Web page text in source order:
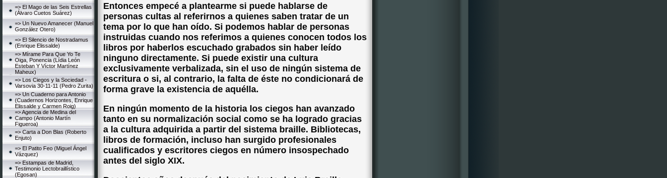
=> El Mago de las Seis Estrellas
(Álvaro Cuetos Suárez)
=> Un Nuevo Amanecer (Manuel
González Otero)
=> El Silencio de Nostradamus
(Enrique Elissalde)
=> Mírame Para Que Yo Te
Oiga, Ponencia (Lídia León
Esteban Y Víctor Martínez
Maheux)
=> Los Ciegos y la Sociedad -
Varsovia 30-11-11 (Pedro Zurita)
=> Un Cuaderno para Antonio
(Cuadernos Horizontes, Enrique
Elissalde y Carmen Roig)
=> Agencia de Medina del
Campo (Antonio Martín
Figueroa)
=> Carta a Don Blas (Roberto
Enjuto)
=> El Patito Feo (Miguel Ángel
Vázquez)
=> Estampas de Madrid,
Testimonio Lectobraillístico
(Egosan)
Entonces empecé a plantearme si puede hablarse de
personas cultas al referirnos a quienes saben tratar de un
tema por lo que han oído. Si podemos hablar de personas
instruidas cuando nos referimos a quienes conocen todos los
libros por haberlos escuchado grabados sin haber leído
ninguno directamente. Si puede existir una cultura
exclusivamente verbalizada, sin el uso de ningún sistema de
escritura o si, al contrario, la falta de éste no condicionará de
forma grave la existencia de aquélla.
En ningún momento de la historia los ciegos han avanzado
tanto en su normalización social como se ha logrado gracias
a la cultura adquirida a partir del sistema braille. Bibliotecas,
libros de formación, incluso han surgido profesionales
cualificados y escritores ciegos en número insospechado
antes del siglo XIX.